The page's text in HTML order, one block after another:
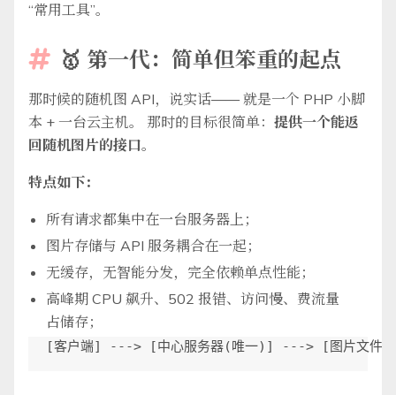
“常用工具”。
 🥇 第一代：简单但笨重的起点
那时候的随机图 API，说实话—— 就是一个 PHP 小脚
本 + 一台云主机。 那时的目标很简单： 提供一个能返
回随机图片的接口。
特点如下：
所有请求都集中在一台服务器上；
图片存储与 API 服务耦合在一起；
无缓存，无智能分发，完全依赖单点性能；
高峰期 CPU 飙升、502 报错、访问慢、费流量
占储存；